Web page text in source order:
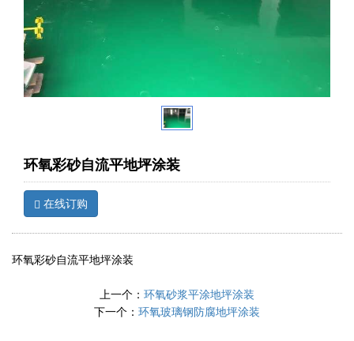
环氧彩砂自流平地坪涂装
在线订购
环氧彩砂自流平地坪涂装
上一个： 环氧砂浆平涂地坪涂装
下一个： 环氧玻璃钢防腐地坪涂装